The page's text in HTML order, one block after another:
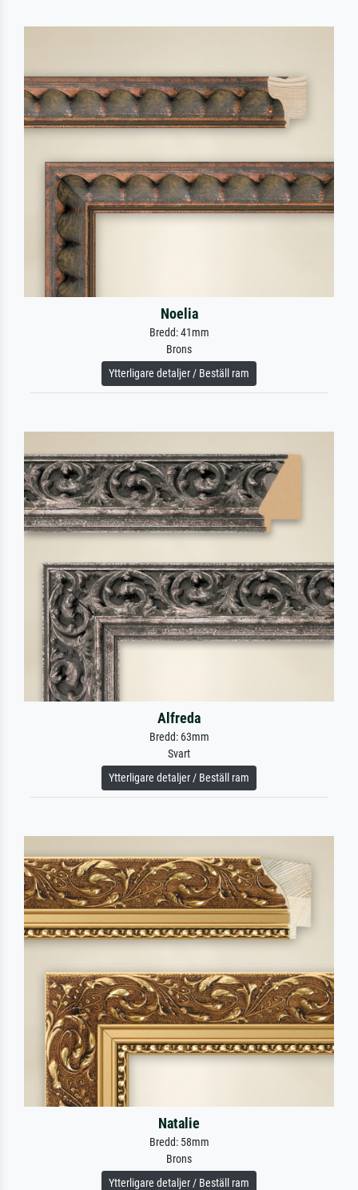
Noelia
Bredd: 41mm
Brons
Ytterligare detaljer / Beställ ram
Alfreda
Bredd: 63mm
Svart
Ytterligare detaljer / Beställ ram
Natalie
Bredd: 58mm
Brons
Ytterligare detaljer / Beställ ram